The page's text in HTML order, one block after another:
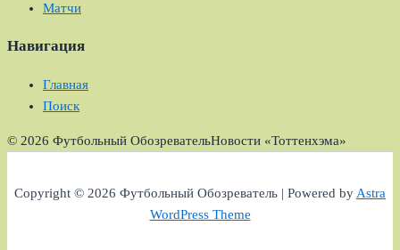
Матчи
Навигация
Главная
Поиск
© 2026 Футбольный ОбозревательНовости «Тоттенхэма»
Copyright © 2026 Футбольный Обозреватель | Powered byAstra
WordPress Theme